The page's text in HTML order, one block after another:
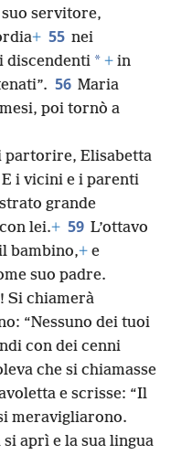
servitore,
+ 55 nei
discendenti * + in
56 Maria
poi tornò a
partorire, Elisabetta
E i vicini e i parenti
grande
lei.+ 59 L’ottavo
bambino,+ e
suo padre.
Si chiamerà
“Nessuno dei tuoi
con dei cenni
che si chiamasse
e scrisse: “Il
meravigliarono.
aprì e la sua lingua